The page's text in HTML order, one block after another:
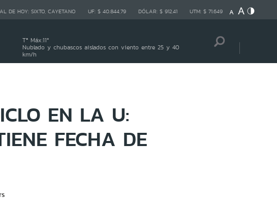
DE HOY: SIXTO, CAYETANO UF: $ 40.844,79 DÓLAR: $ 912,41 UTM: $ 71.649
Tª Máx:11º
Nublado y chubascos aislados con viento entre 25 y 40
km/h
EN LA U:
FECHA DE